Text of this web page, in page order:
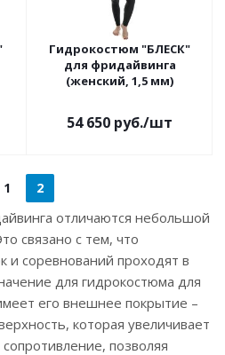
Гидрокостюм "БЛЕСК"
для фридайвинга
(женский, 1,5 мм)
54 650 руб./шт
1 2
отличаются небольшой
связано с тем, что
и соревнований проходят в
для гидрокостюма для
его внешнее покрытие –
которая увеличивает
позволяя